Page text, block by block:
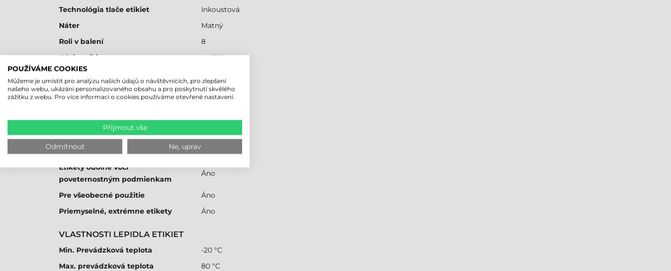
Technológia tlače etikiet
Inkoustová
Náter
Matný
Roli v balení
8
Návin etikiet
Vnější
Potlač etikiet
Podtyp materiálu etikety
Plast PE
Samolepiace
POUŽITEĽNOSŤ
Etikety odolné voči
poveternostným podmienkam
Áno
Pre všeobecné použitie
Áno
Priemyselné, extrémne etikety
Áno
VLASTNOSTI LEPIDLA ETIKIET
Min. Prevádzková teplota
-20 °C
Max. prevádzková teplota
80 °C
POUŽÍVÁME COOKIES
Můžeme je umístit pro analýzu našich údajů o návštěvnících, pro zlepšení
našeho webu, ukázání personalizovaného obsahu a pro poskytnutí skvělého
zážitku z webu. Pro více informací o cookies používáme otevřené nastavení.
Přijmout vše
Odmítnout Ne, uprav